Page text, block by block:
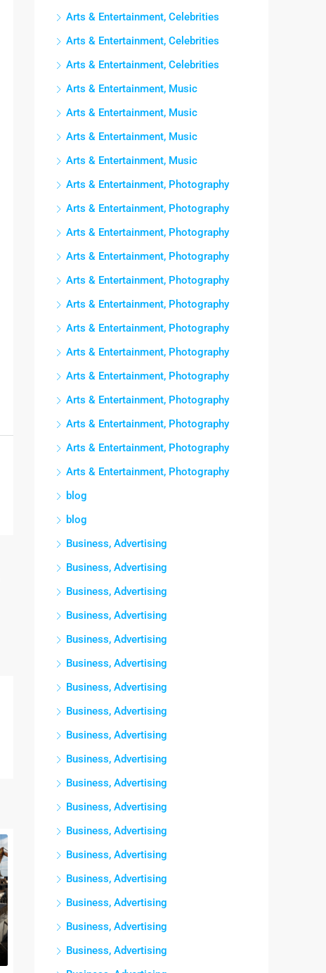
Arts & Entertainment, Celebrities
Arts & Entertainment, Celebrities
Arts & Entertainment, Celebrities
Arts & Entertainment, Music
Arts & Entertainment, Music
Arts & Entertainment, Music
Arts & Entertainment, Music
Arts & Entertainment, Photography
Arts & Entertainment, Photography
Arts & Entertainment, Photography
Arts & Entertainment, Photography
Arts & Entertainment, Photography
Arts & Entertainment, Photography
Arts & Entertainment, Photography
Arts & Entertainment, Photography
Arts & Entertainment, Photography
Arts & Entertainment, Photography
Arts & Entertainment, Photography
Arts & Entertainment, Photography
Arts & Entertainment, Photography
blog
blog
Business, Advertising
Business, Advertising
Business, Advertising
Business, Advertising
Business, Advertising
Business, Advertising
Business, Advertising
Business, Advertising
Business, Advertising
Business, Advertising
Business, Advertising
Business, Advertising
Business, Advertising
Business, Advertising
Business, Advertising
Business, Advertising
Business, Advertising
Business, Advertising